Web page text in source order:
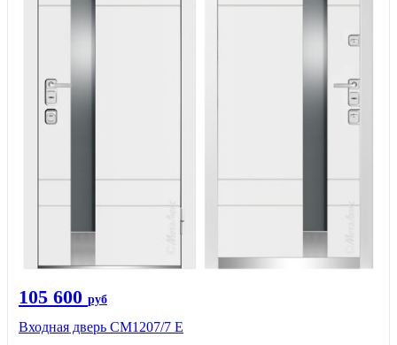
105 600 руб
Входная дверь СМ1207/7 E